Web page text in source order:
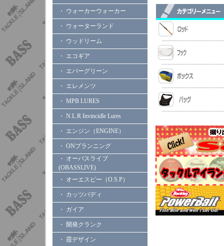
・ ウォーカーウォーカー
・ ウォーターランド
・ ウッドリーム
・ エコギア
・ エバーグリーン
・ エレメンツ
・ MPB LURES
・ N.L.R Invincidle Lures
・ エンジン（ENGINE）
・ ONプランニング
・ オーバスライブ
(OBASSLIVE)
・ オーエスピー（O.S.P）
・ カッツバディ
・ ガイア
・ 開発クランク
・ 霞デザイン